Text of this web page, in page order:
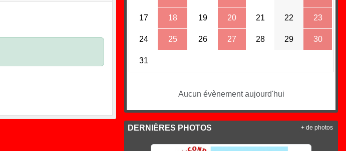
17 18 19 20 21 22 23
24 25 26 27 28 29 30
31
Aucun évènement aujourd'hui
DERNIÈRES PHOTOS + de photos